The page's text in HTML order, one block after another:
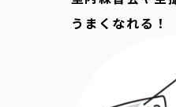
うまくなれる！